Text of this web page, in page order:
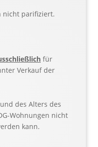
nicht parifiziert.
für
Verkauf der
des Alters des
Wohnungen nicht
kann.